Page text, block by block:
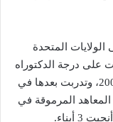
المتحدة
على درجة الدكتوراه
في علم الأعصاب من جامعة «برانديز» عام 2001، وتدربت بعدها في
المرموقة في
أبناء.